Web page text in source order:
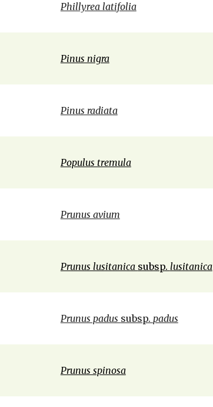
Phillyrea latifolia
Pinus nigra
Pinus radiata
Populus tremula
Prunus avium
Prunus lusitanica subsp. lusitanica
Prunus padus subsp. padus
Prunus spinosa